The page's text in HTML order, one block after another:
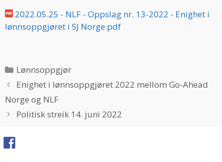
2022.05.25 - NLF - Oppslag nr. 13-2022 - Enighet i
lønnsoppgjøret i SJ Norge.pdf
Categories
Lønnsoppgjør
Enighet i lønnsoppgjøret 2022 mellom Go-Ahead
Norge og NLF
Politisk streik 14. juni 2022